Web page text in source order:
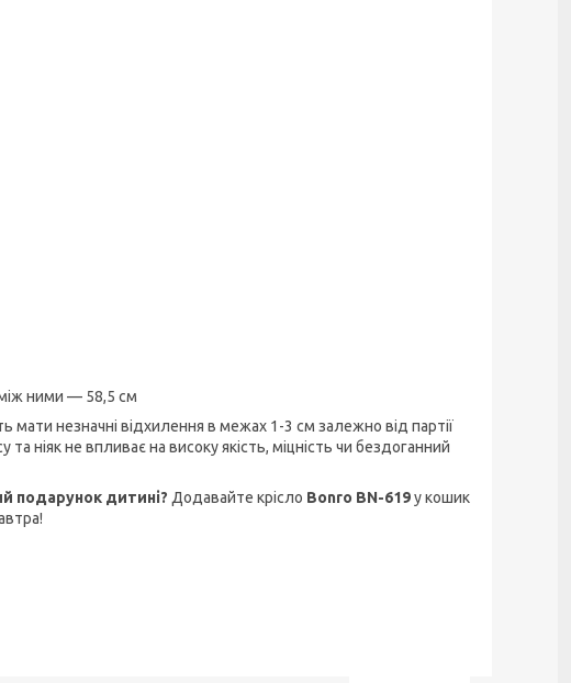
ними — 58,5 см
мати незначні відхилення в межах 1-3 см залежно від партії
ніяк не впливає на високу якість, міцність чи бездоганний
подарунок дитині? Додавайте крісло Bonro BN-619у кошик